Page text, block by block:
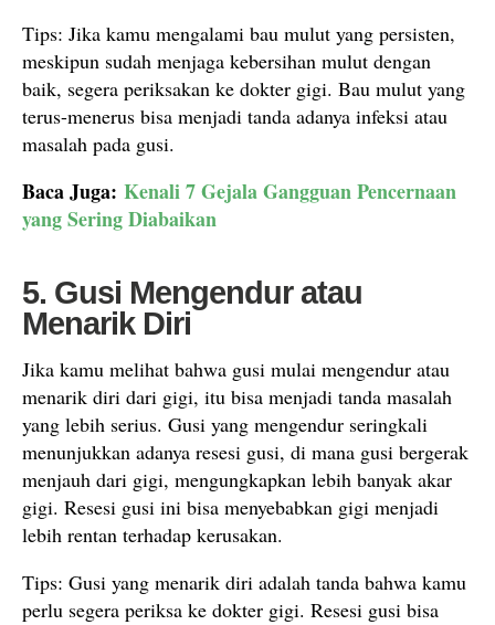
Tips: Jika kamu mengalami bau mulut yang persisten,
meskipun sudah menjaga kebersihan mulut dengan
baik, segera periksakan ke dokter gigi. Bau mulut yang
terus-menerus bisa menjadi tanda adanya infeksi atau
masalah pada gusi.
Baca Juga: Kenali 7 Gejala Gangguan Pencernaan
yang Sering Diabaikan
5. Gusi Mengendur atau
Menarik Diri
Jika kamu melihat bahwa gusi mulai mengendur atau
menarik diri dari gigi, itu bisa menjadi tanda masalah
yang lebih serius. Gusi yang mengendur seringkali
menunjukkan adanya resesi gusi, di mana gusi bergerak
menjauh dari gigi, mengungkapkan lebih banyak akar
gigi. Resesi gusi ini bisa menyebabkan gigi menjadi
lebih rentan terhadap kerusakan.
Tips: Gusi yang menarik diri adalah tanda bahwa kamu
perlu segera periksa ke dokter gigi. Resesi gusi bisa